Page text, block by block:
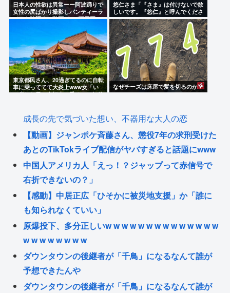
日本人の性欲は異常ーー阿波踊りで
女性の尻ばかり撮影しパンティーラ
インを強調する動画が100万回再
悠仁さま「『さま』は付けないで欲
しいです。『悠仁』と呼んでくださ
い」
東京都民さん、20過ぎてるのに自転
車に乗っててて大炎上www女「い
い歳した男で自転車に乗るのは知的
なぜチーズは床屋で髪を切るのか？
成長の先で気づいた想い、不器用な大人の恋
【動画】ジャンポケ斉藤さん、懲役7年の求刑受けた
あとのTikTokライブ配信がヤバすぎると話題にwww
中国人アメリカ人「えっ！？ジャップって赤信号で
右折できないの？」
【感動】中居正広「ひそかに被災地支援」か「誰に
も知られなくていい」
原爆投下、多分正しいw w w w w w w w w w w w w w
w w w w w w w w
ダウンタウンの後継者が「千鳥」になるなんて誰が
予想できたんや
ダウンタウンの後継者が「千鳥」になるなんて誰が